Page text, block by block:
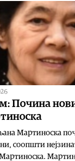
Почина
Мартиноска
соопшти